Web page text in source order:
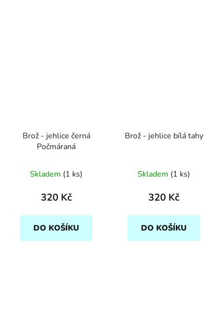
Brož - jehlice černá
Počmáraná
Skladem (1 ks)
320 Kč
DO KOŠÍKU
Brož - jehlice bílá tahy
Skladem (1 ks)
320 Kč
DO KOŠÍKU